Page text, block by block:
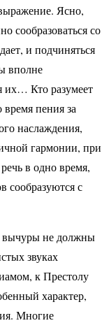
Ясно,
сообразоваться со
и подчиняться
вполне
их… Кто разумеет
пения за
наслаждения,
гармонии, при
в одно время,
сообразуются с
вычуры не должны
звуках
к Престолу
характер,
Многие